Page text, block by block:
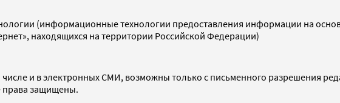
(информационные технологии предоставления информации на
находящихся на территории Российской Федерации)
и в электронных СМИ, возможны только с письменного разрешения
права защищены.